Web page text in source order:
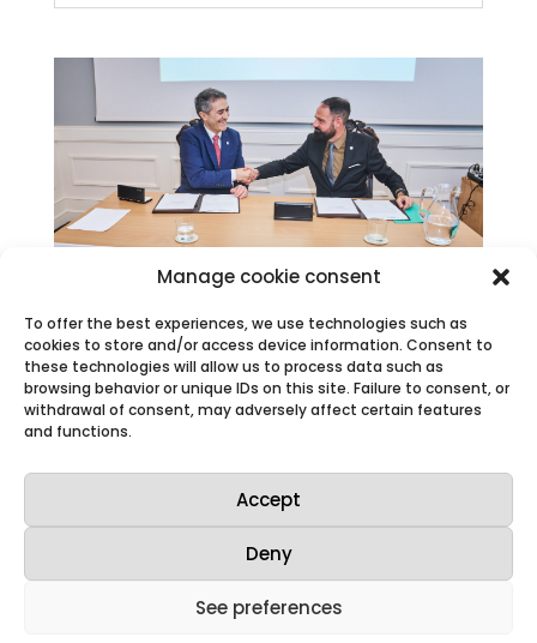
Manage cookie consent
To offer the best experiences, we use technologies such as
cookies to store and/or access device information. Consent to
these technologies will allow us to process data such as
browsing behavior or unique IDs on this site. Failure to consent, or
withdrawal of consent, may adversely affect certain features
and functions.
Accept
Deny
See preferences
Westinghouse y Enusa celebran 50 años de
exitosa colaboración con un nuevo
acuerdo tecnológico
Mar 13, 2025
Westinghouse Electric Company y
Enusa celebraron ayer el 50 aniversario
de su sólida colaboración
grupos de interés con la firma del
Acuerdo de Cooperación Tecnológica
entre Westinghouse y Enusa (WETCA),
que amplía el acuerdo de...